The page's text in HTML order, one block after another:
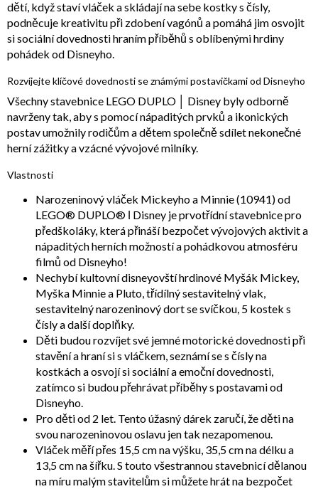
dětí, když staví vláček a skládají na sebe kostky s čísly,
podněcuje kreativitu při zdobení vagónů a pomáhá jim osvojit
si sociální dovednosti hraním příběhů s oblíbenými hrdiny
pohádek od Disneyho.
Rozvíjejte klíčové dovednosti se známými postavičkami od Disneyho
Všechny stavebnice LEGO DUPLO │ Disney byly odborně
navrženy tak, aby s pomocí nápaditých prvků a ikonických
postav umožnily rodičům a dětem společně sdílet nekonečné
herní zážitky a vzácné vývojové milníky.
Vlastnosti
Narozeninový vláček Mickeyho a Minnie (10941) od
LEGO® DUPLO® ǀ Disney je prvotřídní stavebnice pro
předškoláky, která přináší bezpočet vývojových aktivit a
nápaditých herních možností a pohádkovou atmosféru
filmů od Disneyho!
Nechybí kultovní disneyovští hrdinové Myšák Mickey,
Myška Minnie a Pluto, třídílný sestavitelný vlak,
sestavitelný narozeninový dort se svíčkou, 5 kostek s
čísly a další doplňky.
Děti budou rozvíjet své jemné motorické dovednosti při
stavění a hraní si s vláčkem, seznámí se s čísly na
kostkách a osvojí si sociální a emoční dovednosti,
zatímco si budou přehrávat příběhy s postavami od
Disneyho.
Pro děti od 2 let. Tento úžasný dárek zaručí, že děti na
svou narozeninovou oslavu jen tak nezapomenou.
Vláček měří přes 15,5 cm na výšku, 35,5 cm na délku a
13,5 cm na šířku. S touto všestrannou stavebnicí dělanou
na míru malým stavitelům si můžete hrát na bezpočet